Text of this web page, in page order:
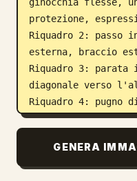
protezione,
Riquadro 2: passo
esterna, braccio
Riquadro 3: parata
diagonale verso
Riquadro 4: pugno
bacino allineato.
bassa, entrambe le
l'esterno.
GENERA